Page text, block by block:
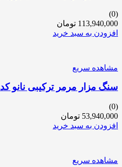
(0)
113,940,000 تومان
افزودن به سبد خرید
مشاهده سریع
سنگ مزار مرمر ترکیبی نانو کد 291
(0)
53,940,000 تومان
افزودن به سبد خرید
مشاهده سریع